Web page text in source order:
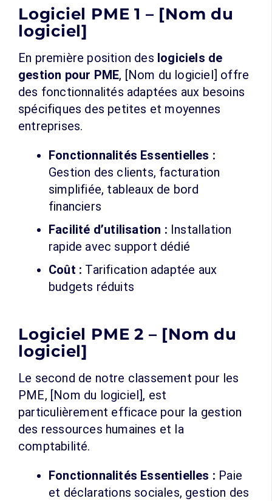
Logiciel PME 1 – [Nom du
logiciel]
En première position des logiciels de
gestion pour PME, [Nom du logiciel] offre
des fonctionnalités adaptées aux besoins
spécifiques des petites et moyennes
entreprises.
Fonctionnalités Essentielles :
Gestion des clients, facturation
simplifiée, tableaux de bord
financiers
Facilité d’utilisation : Installation
rapide avec support dédié
Coût : Tarification adaptée aux
budgets réduits
Logiciel PME 2 – [Nom du
logiciel]
Le second de notre classement pour les
PME, [Nom du logiciel], est
particulièrement efficace pour la gestion
des ressources humaines et la
comptabilité.
Fonctionnalités Essentielles : Paie
et déclarations sociales, gestion des